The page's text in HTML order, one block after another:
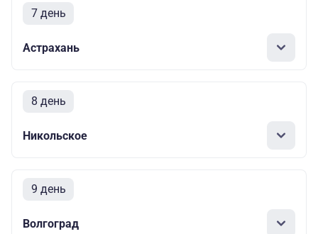
7 день
Астрахань
8 день
Никольское
9 день
Волгоград